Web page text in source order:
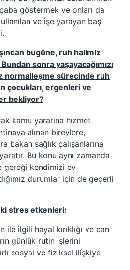
göstermek ve onları da
ve işe yarayan baş
bugüne, ruh halimiz
sonra yaşayacağımızı
normalleşme sürecinde ruh
çocukları, ergenleri ve
bekliyor?
kamu yararına hizmet
alınan bireylere,
bakan sağlık çalışanlarına
Bu konu aynı zamanda
gereği kendimizi ev
durumlar için de geçerli
stres etkenleri:
ile ilgili hayal kırıklığı ve can
günlük rutin işlerini
sosyal ve fiziksel ilişkiye